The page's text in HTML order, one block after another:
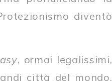
diventò
, ormai legalissimi,
città del mondo.